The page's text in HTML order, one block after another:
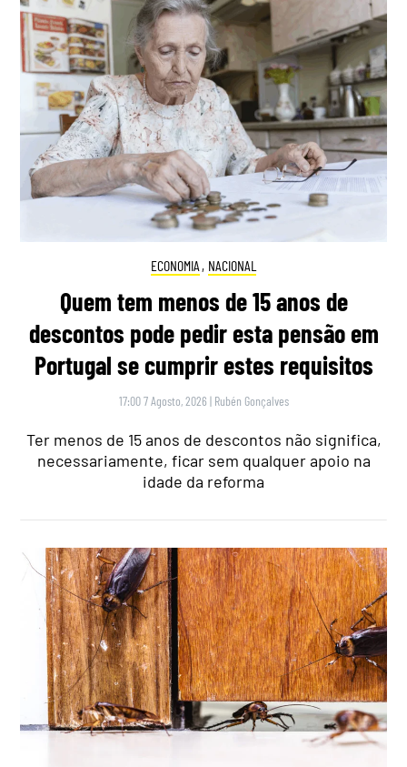
ECONOMIA , NACIONAL
Quem tem menos de 15 anos de
descontos pode pedir esta pensão em
Portugal se cumprir estes requisitos
17:00 7 Agosto, 2026 | Rubén Gonçalves
Ter menos de 15 anos de descontos não significa,
necessariamente, ficar sem qualquer apoio na
idade da reforma